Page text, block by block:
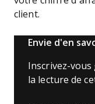
client.
Envie d'en
Inscrivez-
la lecture de